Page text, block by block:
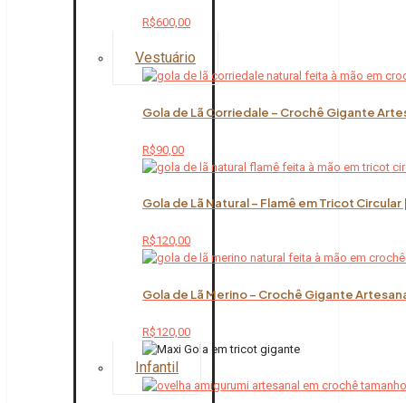
R$600,00
Vestuário
Gola de Lã Corriedale – Crochê Gigante
R$90,00
Gola de Lã Natural – Flamê em Tricot
R$120,00
Gola de Lã Merino – Crochê Gigante
R$120,00
Infantil